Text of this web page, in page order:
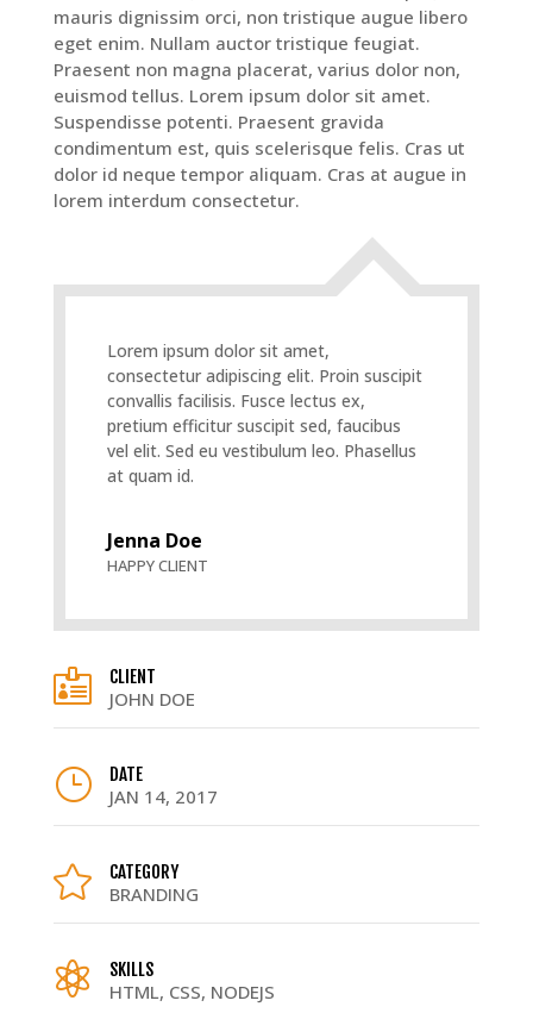
mauris dignissim orci, non tristique augue libero
eget enim. Nullam auctor tristique feugiat.
Praesent non magna placerat, varius dolor non,
euismod tellus. Lorem ipsum dolor sit amet.
Suspendisse potenti. Praesent gravida
condimentum est, quis scelerisque felis. Cras ut
dolor id neque tempor aliquam. Cras at augue in
lorem interdum consectetur.
Lorem ipsum dolor sit amet,
consectetur adipiscing elit. Proin suscipit
convallis facilisis. Fusce lectus ex,
pretium efficitur suscipit sed, faucibus
vel elit. Sed eu vestibulum leo. Phasellus
at quam id.
Jenna Doe
HAPPY CLIENT
 CLIENT
JOHN DOE
} DATE
JAN 14, 2017
 CATEGORY
BRANDING
 SKILLS
HTML, CSS, NODEJS